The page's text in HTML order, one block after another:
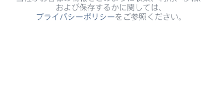
および​保存するかに​関しては、
プライバシーポリシーを​ご参照ください。